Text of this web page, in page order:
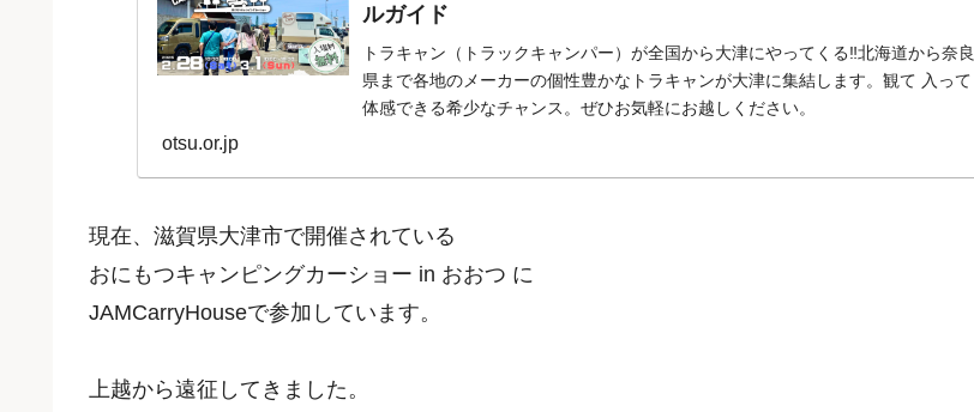
ルガイド
トラキャン（トラックキャンパー）が全国から大津にやってくる‼北海道から奈良
県まで各地のメーカーの個性豊かなトラキャンが大津に集結します。観て 入って
体感できる希少なチャンス。ぜひお気軽にお越しください。
otsu.or.jp
現在、滋賀県大津市で開催されている
おにもつキャンピングカーショー in おおつ に
JAMCarryHouseで参加しています。
上越から遠征してきました。